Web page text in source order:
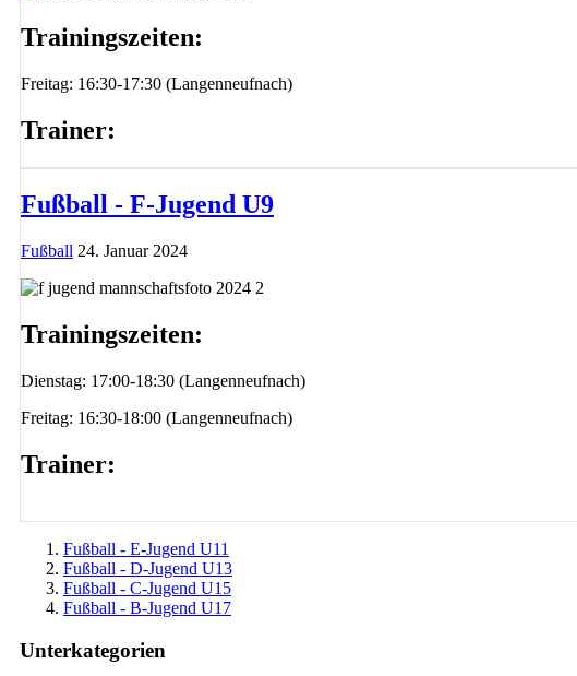
Trainingszeiten:
Freitag: 16:30-17:30 (Langenneufnach)
Trainer:
Fußball - F-Jugend U9
Fußball 24. Januar 2024
Trainingszeiten:
Dienstag: 17:00-18:30 (Langenneufnach)
Freitag: 16:30-18:00 (Langenneufnach)
Trainer:
Fußball - E-Jugend U11
Fußball - D-Jugend U13
Fußball - C-Jugend U15
Fußball - B-Jugend U17
Unterkategorien